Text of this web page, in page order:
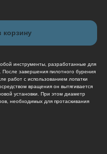
корзину
инструменты, разработанные для
завершения пилотного бурения
работ с использованием лопатки
вращения он вытягивается
установки. При этом диаметр
необходимых для протаскивания